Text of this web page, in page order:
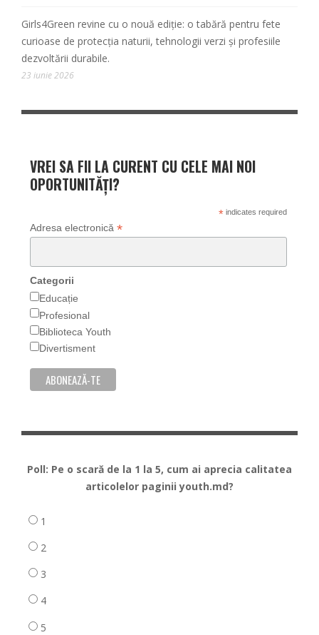
Girls4Green revine cu o nouă ediție: o tabără pentru fete
curioase de protecția naturii, tehnologii verzi și profesiile
dezvoltării durabile.
23 iunie 2026
VREI SA FII LA CURENT CU CELE MAI NOI
OPORTUNITĂȚI?
*indicates required
Adresa electronică *
Categorii
Educație
Profesional
Biblioteca Youth
Divertisment
Poll: Pe o scară de la 1 la 5, cum ai aprecia calitatea
articolelor paginii youth.md?
1
2
3
4
5